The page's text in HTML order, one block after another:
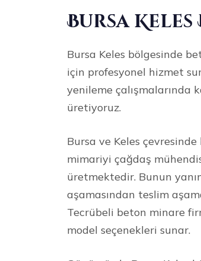
Bursa Keles
Bursa Keles bölgesinde
için profesyonel hizmet
yenileme
üretiyoruz.
Bursa ve Keles
mimariyi çağdaş
üretmektedir. Bunun
aşamasından teslim
Tecrübeli beton minare
model seçenekleri sunar.